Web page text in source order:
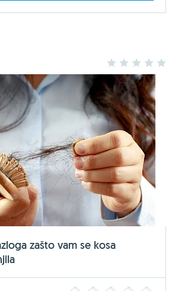
2 3 4
zašto vam se kosa